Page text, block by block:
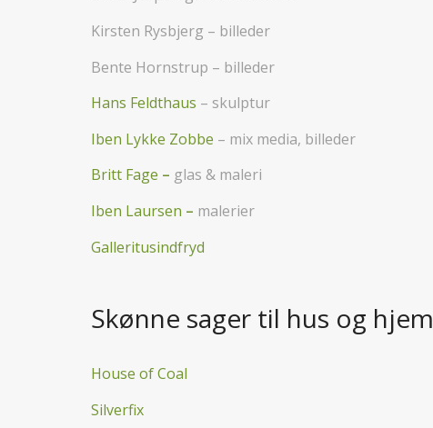
Kirsten Rysbjerg – billeder
Bente Hornstrup – billeder
Hans Feldthaus – skulptur
Iben Lykke Zobbe – mix media, billeder
Britt Fage – glas & maleri
Iben Laursen – malerier
Galleritusindfryd
Skønne sager til hus og hjem
House of Coal
Silverfix